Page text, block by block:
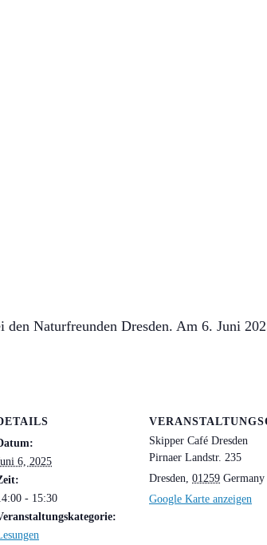
den Naturfreunden Dresden. Am 6. Juni
6, 2025
- 15:30
Skipper Café Dresden
Pirnaer Landstr. 235
Dresden, 01259 Germany
Google Karte anzeigen